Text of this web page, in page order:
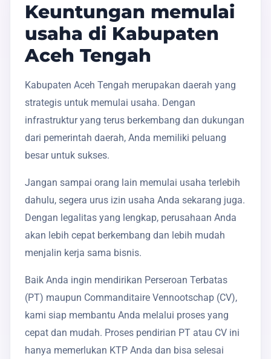
Keuntungan memulai
usaha di Kabupaten
Aceh Tengah
Kabupaten Aceh Tengah merupakan daerah yang
strategis untuk memulai usaha. Dengan
infrastruktur yang terus berkembang dan dukungan
dari pemerintah daerah, Anda memiliki peluang
besar untuk sukses.
Jangan sampai orang lain memulai usaha terlebih
dahulu, segera urus izin usaha Anda sekarang juga.
Dengan legalitas yang lengkap, perusahaan Anda
akan lebih cepat berkembang dan lebih mudah
menjalin kerja sama bisnis.
Baik Anda ingin mendirikan Perseroan Terbatas
(PT) maupun Commanditaire Vennootschap (CV),
kami siap membantu Anda melalui proses yang
cepat dan mudah. Proses pendirian PT atau CV ini
hanya memerlukan KTP Anda dan bisa selesai